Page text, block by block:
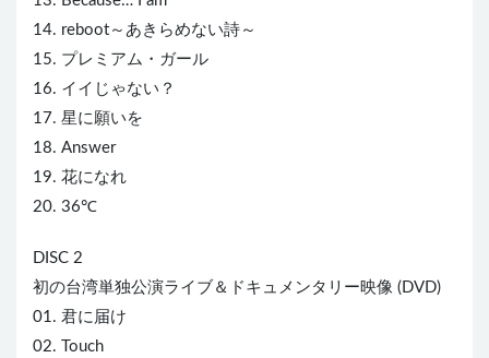
14. reboot～あきらめない詩～
15. プレミアム・ガール
16. イイじゃない？
17. 星に願いを
18. Answer
19. 花になれ
20. 36℃
DISC 2
初の台湾単独公演ライブ＆ドキュメンタリー映像 (DVD)
01. 君に届け
02. Touch